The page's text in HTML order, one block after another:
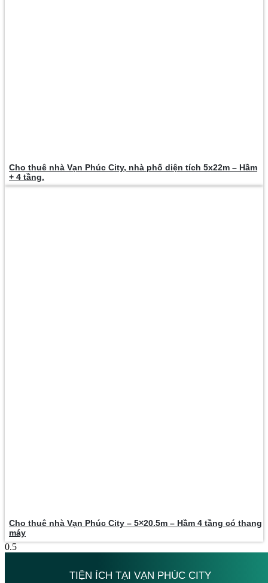
Cho thuê nhà Vạn Phúc City, nhà phố diện tích 5x22m – Hầm
+ 4 tầng.
Cho thuê nhà Vạn Phúc City – 5×20.5m – Hầm 4 tầng có thang
máy
TIỆN ÍCH TẠI VẠN PHÚC CITY